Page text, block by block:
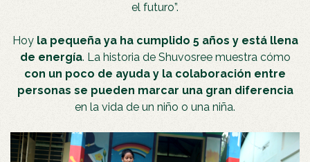
el futuro”.
Hoy la pequeña ya ha cumplido 5 años y está llena
de energía. La historia de Shuvosree muestra cómo
con un poco de ayuda y la colaboración entre
personas se pueden marcar una gran diferencia
en la vida de un niño o una niña.